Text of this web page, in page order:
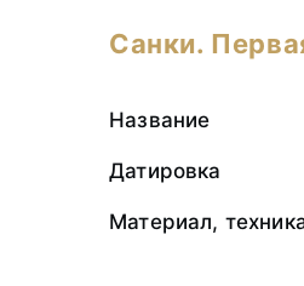
Санки.
Название
Датировка
Материал,